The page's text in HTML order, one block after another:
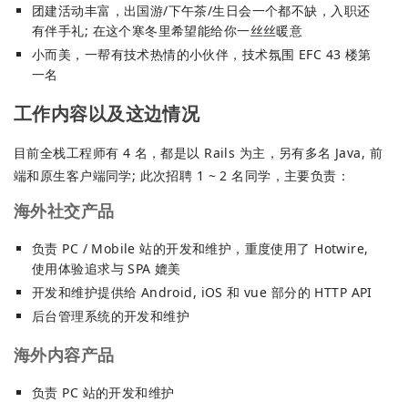
团建活动丰富，出国游/下午茶/生日会一个都不缺，入职还
有伴手礼; 在这个寒冬里希望能给你一丝丝暖意
小而美，一帮有技术热情的小伙伴，技术氛围 EFC 43 楼第
一名
工作内容以及这边情况
目前全栈工程师有 4 名，都是以 Rails 为主，另有多名 Java, 前
端和原生客户端同学; 此次招聘 1 ~ 2 名同学，主要负责：
海外社交产品
负责 PC / Mobile 站的开发和维护，重度使用了 Hotwire,
使用体验追求与 SPA 媲美
开发和维护提供给 Android, iOS 和 vue 部分的 HTTP API
后台管理系统的开发和维护
海外内容产品
负责 PC 站的开发和维护